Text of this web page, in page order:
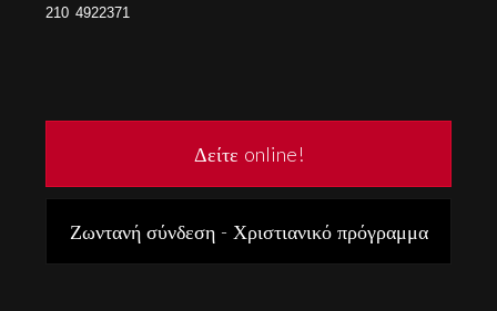
210 4922371
Δείτε online!
Ζωντανή σύνδεση - Χριστιανικό πρόγραμμα